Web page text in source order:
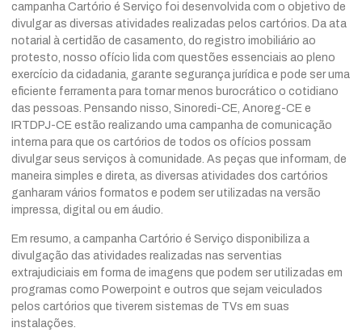
campanha Cartório é Serviço foi desenvolvida com o objetivo de
divulgar as diversas atividades realizadas pelos cartórios. Da ata
notarial à certidão de casamento, do registro imobiliário ao
protesto, nosso ofício lida com questões essenciais ao pleno
exercício da cidadania, garante segurança jurídica e pode ser uma
eficiente ferramenta para tornar menos burocrático o cotidiano
das pessoas. Pensando nisso, Sinoredi-CE, Anoreg-CE e
IRTDPJ-CE estão realizando uma campanha de comunicação
interna para que os cartórios de todos os ofícios possam
divulgar seus serviços à comunidade. As peças que informam, de
maneira simples e direta, as diversas atividades dos cartórios
ganharam vários formatos e podem ser utilizadas na versão
impressa, digital ou em áudio.
Em resumo, a campanha Cartório é Serviço disponibiliza a
divulgação das atividades realizadas nas serventias
extrajudiciais em forma de imagens que podem ser utilizadas em
programas como Powerpoint e outros que sejam veiculados
pelos cartórios que tiverem sistemas de TVs em suas
instalações.